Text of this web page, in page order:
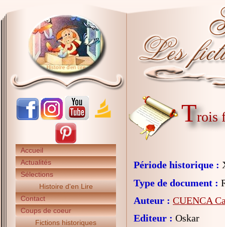
Accueil
Actualités
Sélections
Histoire d'en Lire
Contact
Coups de coeur
Fictions historiques
Trois
Période historique :
Type de document :
Auteur : CUENCA
Editeur : Oskar